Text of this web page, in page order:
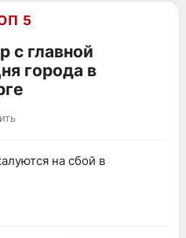
5
с главной
города в
на сбой в